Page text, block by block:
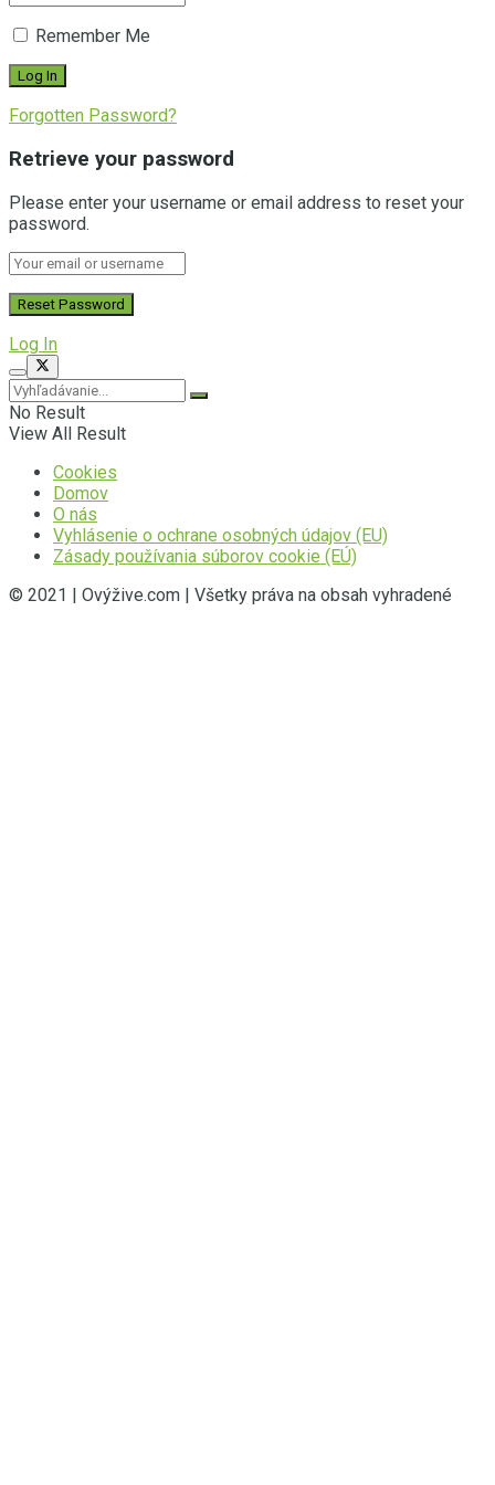
Remember Me
Forgotten Password?
Retrieve your password
Please enter your username or email address to reset your
password.
Log In
No Result
View All Result
Cookies
Domov
O nás
Vyhlásenie o ochrane osobných údajov (EU)
Zásady používania súborov cookie (EÚ)
© 2021 | Ovýžive.com | Všetky práva na obsah vyhradené